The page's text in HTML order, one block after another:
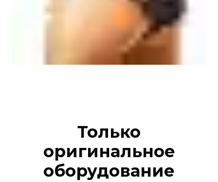
Только
оригинальное
оборудование